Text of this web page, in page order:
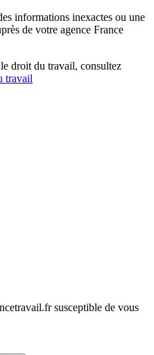
informations inexactes ou une
de votre agence France
droit du travail, consultez
travail
susceptible de vous